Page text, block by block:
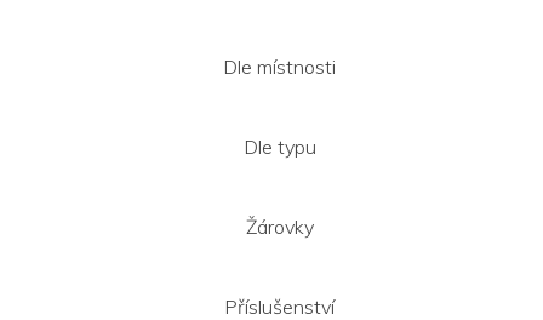
Dle místnosti
Dle typu
Žárovky
Příslušenství